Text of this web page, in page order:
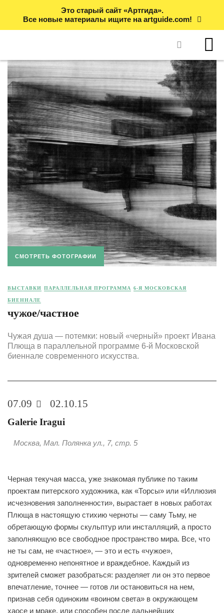
Это старый сайт «Артгида».
Все новые материалы ищите на artguide.com!
СМОТРЕТЬ ФОТОГРАФИИ
ВЫСТАВКИ ПАРАЛЛЕЛЬНАЯ ПРОГРАММА 6-Я МОСКОВСКАЯ
БИЕННАЛЕ
чужое/частное
Чужая душа — потемки: новый «черный» проект Ивана
Плюща в параллельной программе 6-й Московской
биеннале современного искусства.
07.09 02.10.15
Galerie Iragui
Москва, Мал. Полянка ул., 7, стр. 5
Черная текучая масса, уже знакомая публике по таким
проектам питерского художника, как «Торсы» или «Иллюзия
исчезновения заполненности», вырастает в новых работах
Плюща в настоящую стихию черноты — саму Тьму, не
обретающую формы скульптур или инсталляций, а просто
заполняющую все свободное пространство мира. Все, что
не ты сам, не «частное», — это и есть «чужое»,
одновременно непонятное и враждебное. Каждый из
зрителей сможет разобраться: разделяет ли он это первое
впечатление, точнее — готов ли остановиться на нем,
признав себя одиноким «воином света» в окружающем
хаосе и мраке, или способен после дальнейших